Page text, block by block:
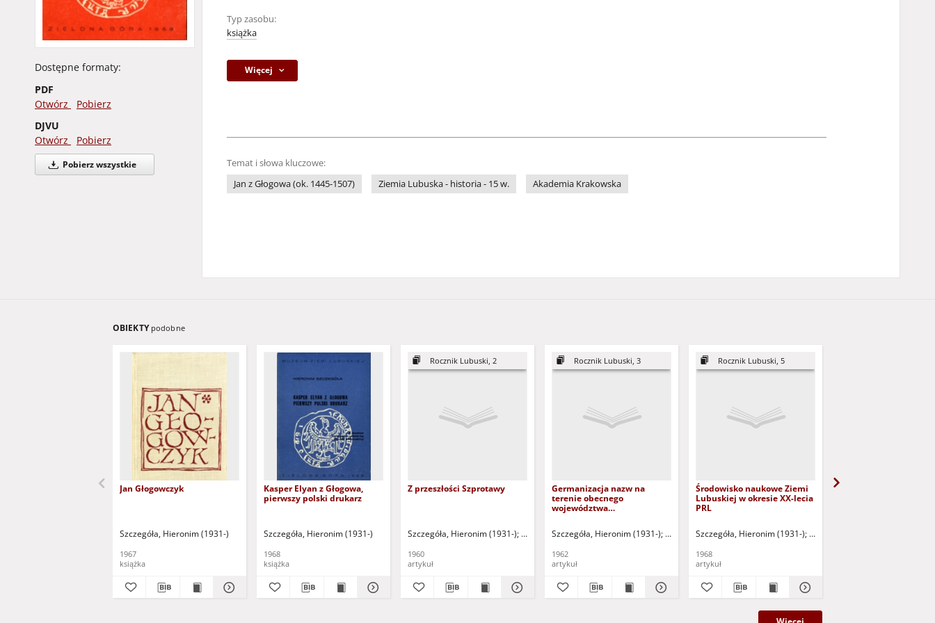
Dostępne formaty:
PDF
Otwórz
Pobierz
DJVU
Otwórz
Pobierz
Pobierz wszystkie
Typ zasobu:
książka
Więcej
Temat i słowa kluczowe:
Jan z Głogowa (ok. 1445-1507)
Ziemia Lubuska - historia - 15 w. Akademia Krakowska
OBIEKTY podobne
Jan Głogowczyk
Szczegóła, Hieronim (1931-)
1967
książka
Kasper Elyan z Głogowa,
pierwszy polski drukarz
Szczegóła, Hieronim (1931-)
1968
książka
Rocznik Lubuski, 2
Z przeszłości Szprotawy
Szczegóła, Hieronim (1931-) Sauter, Wiesław (1905-1996) - red.
1960
artykuł
Rocznik Lubuski, 3
Germanizacja nazw na
terenie obecnego
województwa
Szczegóła, Hieronim (1931-) Sauter, Wiesław (1905-1996) - red.
1962
artykuł
Rocznik Lubuski, 5
Środowisko naukowe Ziemi
Lubuskiej w okresie XX-lecia
PRL
Szczegóła, Hieronim (1931-) Grot, Zdzisław (1903-1984) - red.
1968
artykuł